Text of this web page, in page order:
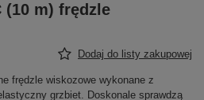
(10 m) frędzle
Dodaj do listy zakupowej
frędzle wiskozowe wykonane z
grzbiet. Doskonale sprawdzą